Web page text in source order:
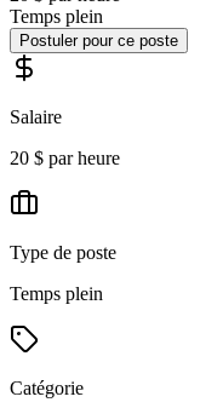
Temps plein
Postuler pour ce poste
Salaire
20 $ par heure
Type de poste
Temps plein
Catégorie